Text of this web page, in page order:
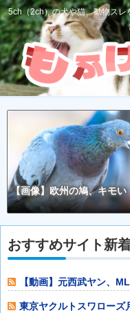
5ch（2ch）の犬や猫、動物ス
【画像】欧州の鳩、キモい
おすすめサイト新
【動画】元西武ヤン、
東京ヤクルトスワローズ